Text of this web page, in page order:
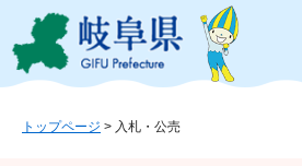
ジ
ュ
このページの本文へ
トップページ > 入札・公売